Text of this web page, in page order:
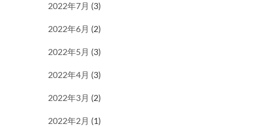
2022年7月 (3)
2022年6月 (2)
2022年5月 (3)
2022年4月 (3)
2022年3月 (2)
2022年2月 (1)